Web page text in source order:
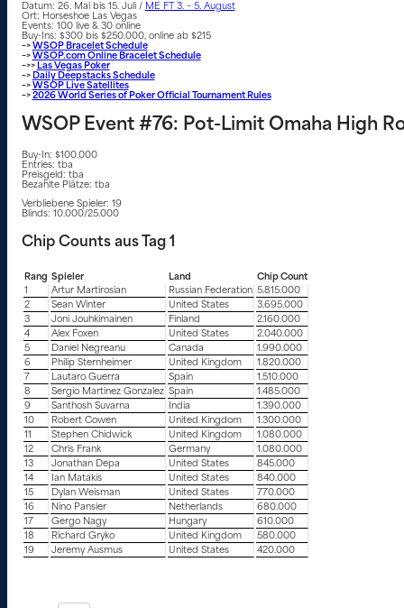
Datum: 26. Mai bis 15. Juli / ME FT 3. – 5. August
Ort: Horseshoe Las Vegas
Events: 100 live & 30 online
Buy-Ins: $300 bis $250.000, online ab $215
–>WSOP Bracelet Schedule
–>WSOP.com Online Bracelet Schedule
–>> Las Vegas Poker
–> Daily Deepstacks Schedule
–>WSOP Live Satellites
–>2026 World Series of Poker Official Tournament Rules
WSOP Event #76: Pot-Limit Omaha High
Buy-In: $100.000
Entries: tba
Preisgeld: tba
Bezahlte Plätze: tba
Verbliebene Spieler: 19
Blinds: 10.000/25.000
Chip Counts aus Tag 1
Rang Spieler Land
Chip Count
1
Artur Martirosian Russian Federation 5.815.000
2
Sean Winter United States
3.695.000
3
Joni Jouhkimainen Finland
2.160.000
4
Alex Foxen United States
2.040.000
5
Daniel Negreanu Canada
1.990.000
6
Philip Sternheimer United Kingdom
1.820.000
7
Lautaro Guerra Spain
1.510.000
8
Sergio Martinez Gonzalez Spain
1.485.000
9
Santhosh Suvarna India
1.390.000
10
Robert Cowen United Kingdom
1.300.000
11
Stephen Chidwick United Kingdom
1.080.000
12
Chris Frank Germany
1.080.000
13
Jonathan Depa United States
845.000
14
Ian Matakis United States
840.000
15
Dylan Weisman United States
770.000
16
Nino Pansier Netherlands
680.000
17
Gergo Nagy Hungary
610.000
18
Richard Gryko United Kingdom
580.000
19
Jeremy Ausmus United States 420.000